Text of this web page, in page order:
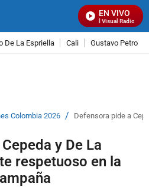
EN VIVO
Señal Visual Radio
De La Espriella Cali Gustavo Petro
Colombia 2026 / Defensora pide a
y De La
respetuoso en la